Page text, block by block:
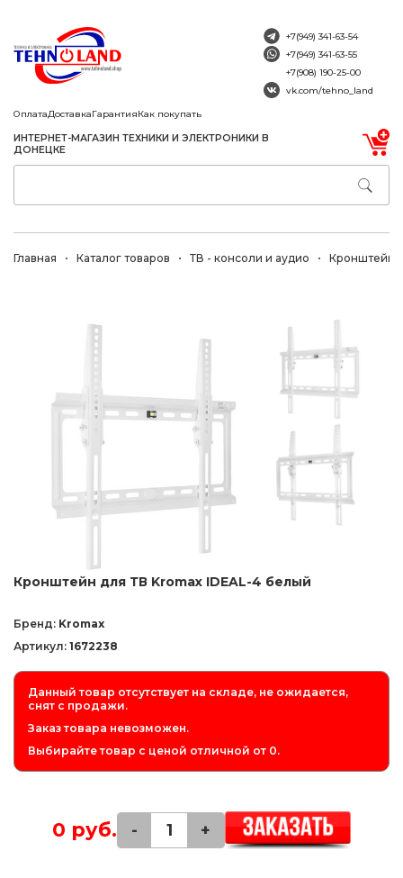
ОплатаДоставкаГарантияКак покупать
ИНТЕРНЕТ-МАГАЗИН ТЕХНИКИ И ЭЛЕКТРОНИКИ В
ДОНЕЦКЕ
+7(949) 341-63-54
+7(949) 341-63-55
+7(908) 190-25-00
vk.com/tehno_land
Главная Каталог товаров ТВ - консоли и аудио Кронштейны
Кронштейн для ТВ Kromax IDEAL-4 белый
Бренд: Kromax
Артикул: 1672238
Данный товар отсутствует на складе, не ожидается,
снят с продажи.
Заказ товара невозможен.
Выбирайте товар с ценой отличной от 0.
0 руб. - +